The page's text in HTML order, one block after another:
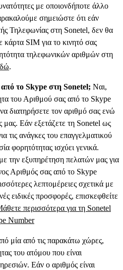
με οποιονδήποτε άλλο
σημειώστε ότι εάν
Τηλεφωνίας στη Sonetel, δεν θα
SIM για το κινητό σας
τηλεφωνικών αριθμών στη
.
το Skype στη Sonetel; Ναι,
του Αριθμού σας από το Skype
διατηρήσετε τον αριθμό σας ενώ
μας. Εάν εξετάζετε τη Sonetel ως
τις ανάγκες του επαγγελματικού
φορητότητας ισχύει γενικά.
την εξυπηρέτηση πελατών μας για
Αριθμός σας από το Skype
λεπτομέρειες σχετικά με
ειδικές προσφορές, επισκεφθείτε
περισσότερα για τη Sonetel
Number
μία από τις παρακάτω χώρες,
του ατόμου που είναι
Εάν ο αριθμός είναι